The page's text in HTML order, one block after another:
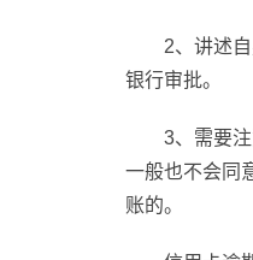
2、讲述
银行审批。
3、需要
一般也不会同
账的。